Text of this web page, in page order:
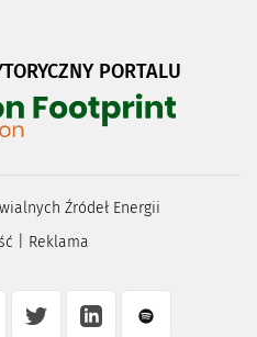
PORTALU
Źródeł Energii
Reklama